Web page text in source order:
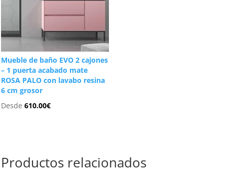
Mueble de baño EVO 2 cajones
– 1 puerta acabado mate
ROSA PALO con lavabo resina
6 cm grosor
Desde610.00€
Productos relacionados